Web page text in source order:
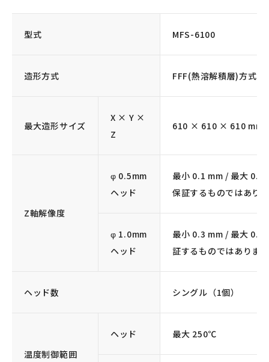
型式 MFS-6100
造形方式 FFF(熱溶解積層)方式
最大造形サイズ
X × Y ×
Z
610 × 610 × 610 mm
Z軸解像度
φ 0.5mm
ヘッド
最小 0.1 mm / 最大
保証するものではあり
φ 1.0mm
ヘッド
最小 0.3 mm / 最大
証するものではありま
ヘッド数 シングル（1個）
温度制御範囲
ヘッド 最大 250℃